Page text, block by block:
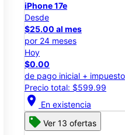
iPhone 17e
Desde
$25.00 al mes
por 24 meses
Hoy
$0.00
de pago inicial +
Precio total: $599.99
location_on En existencia
Ver 13 ofertas